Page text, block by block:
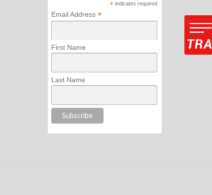
*indicates required
Email Address *
First Name
Last Name